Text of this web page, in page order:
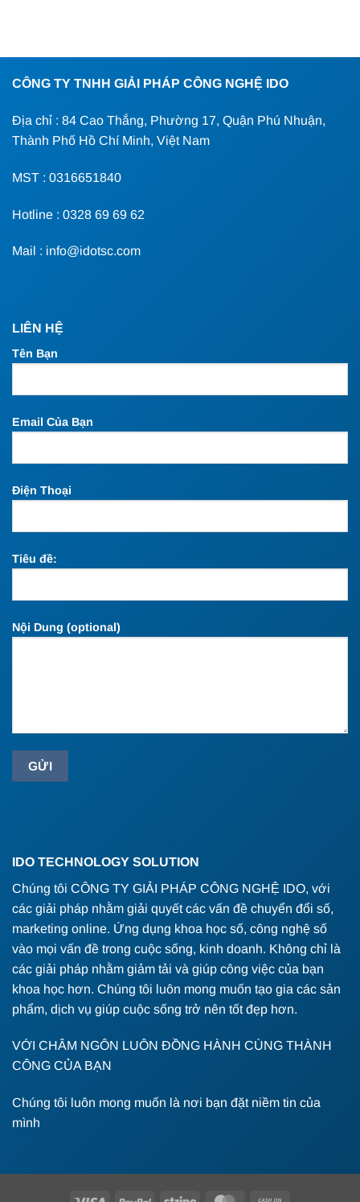
CÔNG TY TNHH GIẢI PHÁP CÔNG NGHỆ IDO
Địa chỉ : 84 Cao Thắng, Phường 17, Quận Phú Nhuận,
Thành Phố Hồ Chí Minh, Việt Nam
MST : 0316651840
Hotline : 0328 69 69 62
Mail : info@idotsc.com
LIÊN HỆ
Tên Bạn
Email Của Bạn
Điện Thoại
Tiêu đề:
Nội Dung (optional)
IDO TECHNOLOGY SOLUTION
Chúng tôi CÔNG TY GIẢI PHÁP CÔNG NGHỆ IDO, với
các giải pháp nhằm giải quyết các vấn đề chuyển đổi số,
marketing online. Ứng dụng khoa học số, công nghệ số
vào mọi vấn đề trong cuộc sống, kinh doanh. Không chỉ là
các giải pháp nhằm giảm tải và giúp công việc của bạn
khoa học hơn. Chúng tôi luôn mong muốn tạo gia các sản
phẩm, dịch vụ giúp cuộc sống trở nên tốt đẹp hơn.
VỚI CHÂM NGÔN LUÔN ĐỒNG HÀNH CÙNG THÀNH
CÔNG CỦA BẠN
Chúng tôi luôn mong muốn là nơi bạn đặt niềm tin của
mình